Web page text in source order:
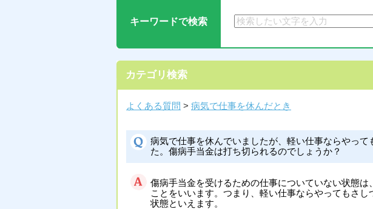
キーワードで検索
カテゴリ検索
よくある質問 > 病気で仕事を休んだとき
病気で仕事を休んでいましたが、軽い仕事ならやっ
た。傷病手当金は打ち切られるのでしょうか？
傷病手当金を受けるための仕事についていない状態
ことをいいます。つまり、軽い仕事ならやってもさ
状態といえます。